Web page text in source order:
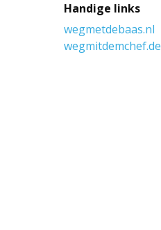
Handige links
wegmetdebaas.nl
wegmitdemchef.de